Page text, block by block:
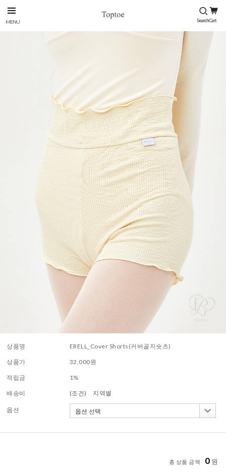
상품명 ERELL_Cover Shorts(커버골지숏츠)
상품가 32,000원
적립금 1%
배송비 (조건) 지역별
옵션
총 상품 금액 0 원